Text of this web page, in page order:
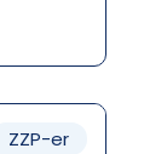
ZZP-er